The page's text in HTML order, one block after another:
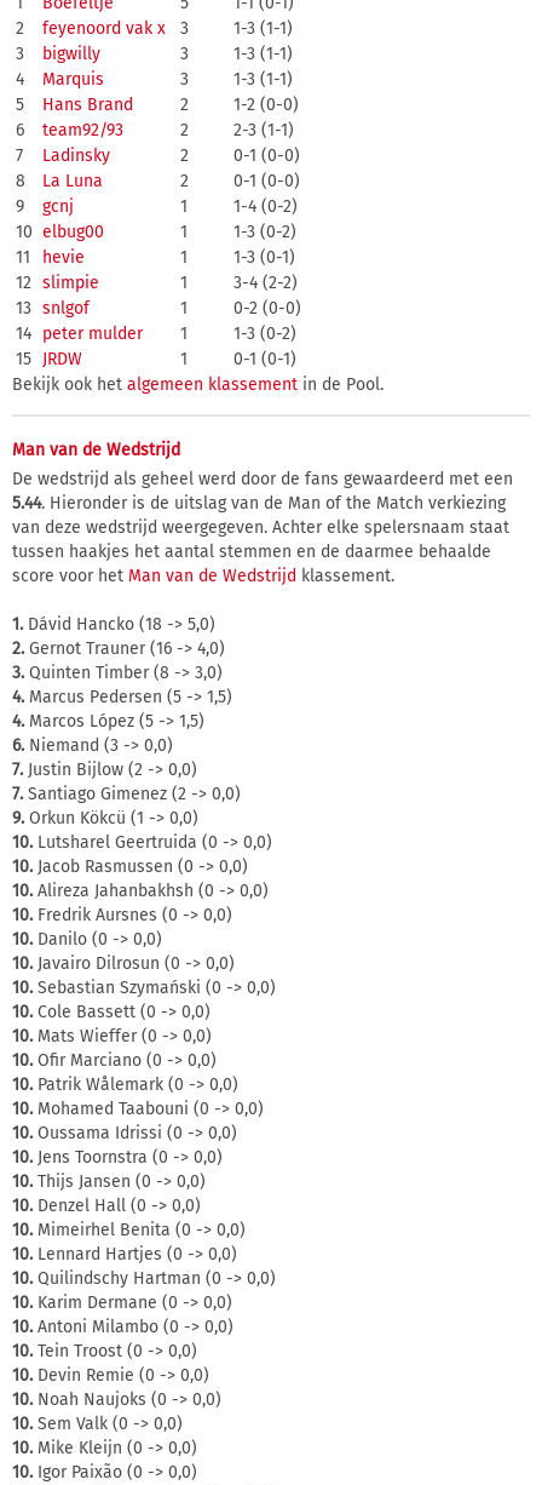
2
feyenoord vak x 3
1-3 (1-1)
3
bigwilly 3
1-3 (1-1)
4
Marquis 3
1-3 (1-1)
5
Hans Brand 2
1-2 (0-0)
6
team92/93 2
2-3 (1-1)
7
Ladinsky 2
0-1 (0-0)
8
La Luna 2
0-1 (0-0)
9
gcnj 1
1-4 (0-2)
10 elbug00 1
1-3 (0-2)
11
hevie 1
1-3 (0-1)
12 slimpie 1
3-4 (2-2)
13 snlgof 1
0-2 (0-0)
14 peter mulder 1
1-3 (0-2)
15 JRDW 1
0-1 (0-1)
Bekijk ook het algemeen klassement in de Pool.
Man van de Wedstrijd
De wedstrijd als geheel werd door de fans gewaardeerd met een
5.44. Hieronder is de uitslag van de Man of the Match verkiezing
van deze wedstrijd weergegeven. Achter elke spelersnaam staat
tussen haakjes het aantal stemmen en de daarmee behaalde
score voor het Man van de Wedstrijd klassement.
1.Dávid Hancko (18 -> 5,0)
2.Gernot Trauner (16 -> 4,0)
3.Quinten Timber (8 -> 3,0)
4.Marcus Pedersen (5 -> 1,5)
4.Marcos López (5 -> 1,5)
6.Niemand (3 -> 0,0)
7.Justin Bijlow (2 -> 0,0)
7.Santiago Gimenez (2 -> 0,0)
9.Orkun Kökcü (1 -> 0,0)
10.Lutsharel Geertruida (0 -> 0,0)
10.Jacob Rasmussen (0 -> 0,0)
10.Alireza Jahanbakhsh (0 -> 0,0)
10.Fredrik Aursnes (0 -> 0,0)
10.Danilo (0 -> 0,0)
10.Javairo Dilrosun (0 -> 0,0)
10.Sebastian Szymański (0 -> 0,0)
10.Cole Bassett (0 -> 0,0)
10.Mats Wieffer (0 -> 0,0)
10.Ofir Marciano (0 -> 0,0)
10.Patrik Wålemark (0 -> 0,0)
10.Mohamed Taabouni (0 -> 0,0)
10.Oussama Idrissi (0 -> 0,0)
10.Jens Toornstra (0 -> 0,0)
10.Thijs Jansen (0 -> 0,0)
10.Denzel Hall (0 -> 0,0)
10.Mimeirhel Benita (0 -> 0,0)
10.Lennard Hartjes (0 -> 0,0)
10.Quilindschy Hartman (0 -> 0,0)
10.Karim Dermane (0 -> 0,0)
10.Antoni Milambo (0 -> 0,0)
10.Tein Troost (0 -> 0,0)
10.Devin Remie (0 -> 0,0)
10.Noah Naujoks (0 -> 0,0)
10.Sem Valk (0 -> 0,0)
10.Mike Kleijn (0 -> 0,0)
10.Igor Paixão (0 -> 0,0)